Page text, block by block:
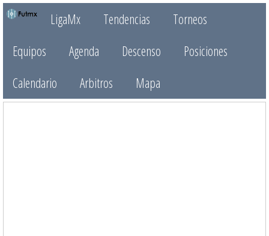
LigaMx Tendencias
Torneos
Equipos
Agenda Descenso
Posiciones
Calendario
Arbitros Mapa